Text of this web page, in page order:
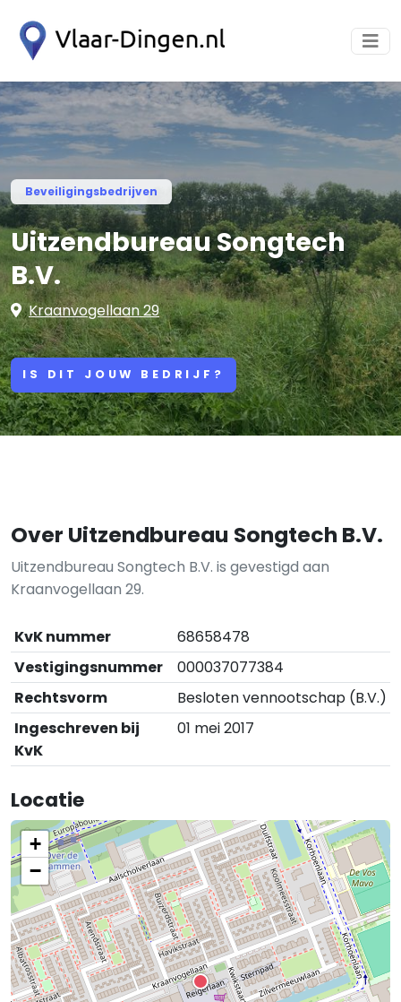
Beveiligingsbedrijven
Uitzendbureau Songtech
B.V.
Kraanvogellaan 29
IS DIT JOUW BEDRIJF?
Over Uitzendbureau Songtech B.V.
Uitzendbureau Songtech B.V. is gevestigd aan
Kraanvogellaan 29.
KvK nummer
68658478
Vestigingsnummer
000037077384
Rechtsvorm
Besloten vennootschap (B.V.)
Ingeschreven bij
KvK
01 mei 2017
Locatie
+
−